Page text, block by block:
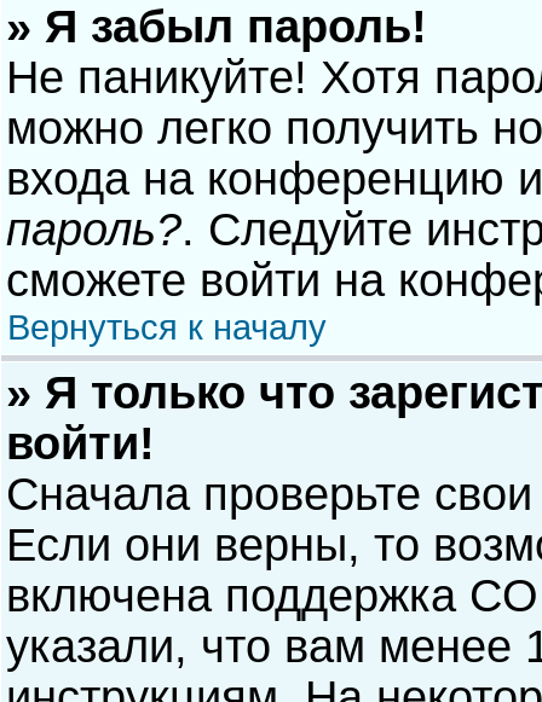
» Я забыл пароль!
Не паникуйте! Хотя
можно легко получить
входа на конференцию
пароль?. Следуйте
сможете войти на
Вернуться к началу
» Я только что
войти!
Сначала проверьте
Если они верны, то
включена поддержка
указали, что вам менее